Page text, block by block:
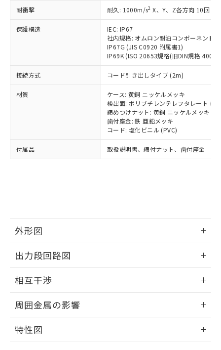
耐衝撃 耐久: 1000m/s2 X、Y、Z各方向 10回
保護構造
IEC: IP67
社内規格: オムロン耐油コンポーネント
IP67G (JIS C0920 附属書1)
IP69K (ISO 20653規格(旧DIN規格
接続方式 コード引き出しタイプ (2m)
材質
ケース: 黄銅 ニッケルメッキ
検出面: ポリブチレンテレフタレート
締めつけナット: 黄銅 ニッケルメッキ
歯付座金: 鉄 亜鉛メッキ
コード: 塩化ビニル (PVC)
付属品 取扱説明書、締付ナット、歯付座金
外形図
外形図
出力段回路図
出力段回路図
相互干渉
相互干渉
周囲金属の影響
周囲金属の影響
特性図
覧された時点での実際の在庫および標
準価格とは異なる場合があることをご
了承ください。
正式な納期状況および標準価格はお客
様のお取引先、またはお客様担当のオ
ムロン制御機器販売店・当社販売員に
ご相談ください。
オムロン制御機器販売店や当社販売拠
販売ネットワーク
」をご確認
在庫状況および標準価格結果を当社の
事前の承諾なく第三者に漏洩または開
示しないようお願いします。
マイパーツ機能（部品リスト作成サー
ビス）をご利用いただくには、I-Web
品・サービスに関するお客様との取
※当社の共同利用者とは、
の共同利用に関して"
用者の範囲」に記載されている法人を
鉛(Pb) 1000ppm以下、 水銀(Hg) 1000ppm以下、 カド
ミウム(Cd) 100ppm以下、
六価クロム(Cr(Ⅵ)) 1000ppm以下、ポリ臭化ビフェニル
類(PBB) 1000ppm以下、ポリ臭化ジフェニルエーテル類
(PBDE) 1000ppm以下、フタル酸ビス(2-エチルヘキシ
ル) (DEHP)(別名：DOP) 1000ppm以下、フタル酸ブチ
ルベンジル（BBP） 1000ppm以下、フタル酸ジブチル
（DBP） 1000ppm以下、フタル酸ジイソブチル
適用除外項目は除く。
フタル酸エステル類の４物質については閾値を超える意
図的な使用がないことを確認しています。
部品在庫の切り替え状況などにより、予定
月が前後することがあります。
とができます。
EU RoHS指令（10物質）の非含有証明書
51物質の非含有証明書（当社基準）
※本証明書は発行日時点で非含有を証明す
るもので、過去に遡って非含有を証明する
ものではありません。
物質の対応では、対応完了までの期間は出
荷製品に未対応品が混在することから備考
欄に対応日を記載しておりました。
既に当社にて対応品への在庫切替を完了
*中国RoHS10物質の基準値 (GB/T26572)：
Pb(鉛) :1000ppm、 Hg(水銀) : 1000ppm、 Cd(カドミウ
Cr(Ⅵ)(六価クロム) : 1000ppm、 PBBs(ポリ臭化ビフェ
ニル類) : 1000ppm、 PBDEs(ポリ臭化ジフェニルエーテ
DBP(フタル酸ジブチル) : 1000ppm、 DIBP(フタル酸ジ
イソブチル) : 1000ppm、 BBP(フタル酸ブチルベンジ
DEHP(フタル酸ビス(2-エチルヘキシル)) : 1000ppm
※2 環境保護使用期限
「ｅ」：有害物質（10物質）のすべてが基
準値以下であることを示します。
「10」：通常の使用状況下において有害物
質が外部に漏えいし、環境に深刻な影響を
及ぼさない年数を意味します。
国政府の輸出許可(または役務取引許
可)を取得するなどの必要な手続きを
当社は規制貨物を破棄する場合は、完
全に破砕するなど、違法に輸出されな
いよう必要な手段を講じます。
当社は貴社製品を、核兵器、ミサイ
ル、化学兵器、生物兵器またはその他
武器並びにこれらの製造装置等に一切
使用いたしません。
当社は、貴社製品を第三者に販売する
場合は、上記1、2および3の内容を当
該第三者に通知します。また当社は、
販売先および販売に係わる関係者が違
法に輸出するおそれがある場合は、取
一定数以上の在庫あり
一定数には満たないが在庫あり
在庫なし(最新の在庫状況につ
いては、お客様のお取引先、ま
たはお客様担当のオムロン制御
機器販売店・当社販売員にご確
認ください)
白
受注生産機種、また在庫状況の
情報を公開していない機種